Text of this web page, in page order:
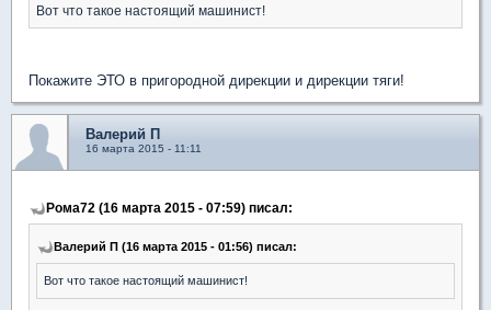
Вот что такое настоящий машинист!
Покажите ЭТО в пригородной дирекции и дирекции тяги!
Валерий П
16 марта 2015 - 11:11
Рома72 (16 марта 2015 - 07:59) писал:
Валерий П (16 марта 2015 - 01:56) писал:
Вот что такое настоящий машинист!